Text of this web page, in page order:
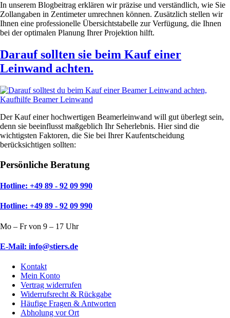
In unserem Blogbeitrag erklären wir präzise und verständlich, wie Sie
Zollangaben in Zentimeter umrechnen können. Zusätzlich stellen wir
Ihnen eine professionelle Übersichtstabelle zur Verfügung, die Ihnen
bei der optimalen Planung Ihrer Projektion hilft.
Darauf sollten sie beim Kauf einer
Leinwand achten.
Der Kauf einer hochwertigen Beamerleinwand will gut überlegt sein,
denn sie beeinflusst maßgeblich Ihr Seherlebnis. Hier sind die
wichtigsten Faktoren, die Sie bei Ihrer Kaufentscheidung
berücksichtigen sollten:
Persönliche Beratung
Hotline: +49 89 - 92 09 990
Hotline: +49 89 - 92 09 990
Mo – Fr von 9 – 17 Uhr
E-Mail: info@stiers.de
Kontakt
Mein Konto
Vertrag widerrufen
Widerrufsrecht & Rückgabe
Häufige Fragen & Antworten
Abholung vor Ort